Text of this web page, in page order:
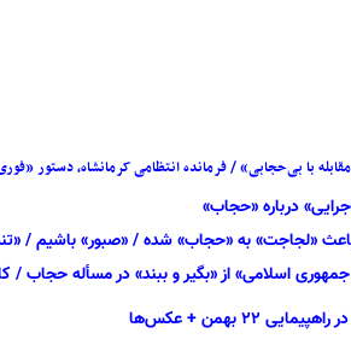
با بی‌حجابی» / فرمانده انتظامی کرمانشاه، دستور
درباره «حجاب»
«لجاجت» به «حجاب» شده / «صبور» باشیم /
اسلامی» از «بگیر و ببند» در مسأله حجاب /
۲۲ بهمن + عکس‌ها